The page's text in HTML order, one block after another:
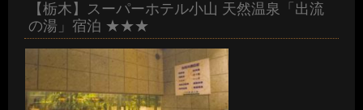
【栃木】スーパーホテル小山 天然温泉「出流
の湯」宿泊 ★★★